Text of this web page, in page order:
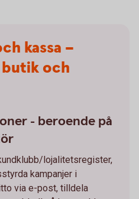
kassa –
och
- beroende på
lojalitetsregister,
kampanjer i
via e-post, tilldela